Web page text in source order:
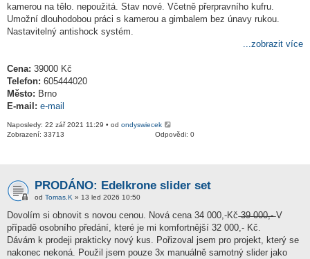
kamerou na tělo. nepoužitá. Stav nové. Včetně přerpravního kufru.
Umožní dlouhodobou práci s kamerou a gimbalem bez únavy rukou.
Nastavitelný antishock systém.
...zobrazit více
Cena: 39000 Kč
Telefon: 605444020
Město: Brno
E-mail: e-mail
Naposledy: 22 zář 2021 11:29 • od ondyswiecek
Odpovědi: 0
Zobrazení: 33713
PRODÁNO: Edelkrone slider set
od Tomas.K » 13 led 2026 10:50
Dovolím si obnovit s novou cenou. Nová cena 34 000,-Kč ̶3̶9̶ ̶0̶0̶0̶,̶-̶ V
případě osobního předání, které je mi komfortnější 32 000,- Kč.
Dávám k prodeji prakticky nový kus. Pořizoval jsem pro projekt, který se
nakonec nekoná. Použil jsem pouze 3x manuálně samotný slider jako